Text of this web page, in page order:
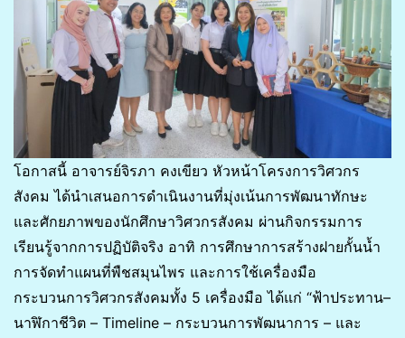
โอกาสนี้ อาจารย์จิรภา คงเขียว หัวหน้าโครงการวิศวกร
สังคม ได้นำเสนอการดำเนินงานที่มุ่งเน้นการพัฒนาทักษะ
และศักยภาพของนักศึกษาวิศวกรสังคม ผ่านกิจกรรมการ
เรียนรู้จากการปฏิบัติจริง อาทิ การศึกษาการสร้างฝายกั้นน้ำ
การจัดทำแผนที่พืชสมุนไพร และการใช้เครื่องมือ
กระบวนการวิศวกรสังคมทั้ง 5 เครื่องมือ ได้แก่ “ฟ้าประทาน–
นาฬิกาชีวิต – Timeline – กระบวนการพัฒนาการ – และ